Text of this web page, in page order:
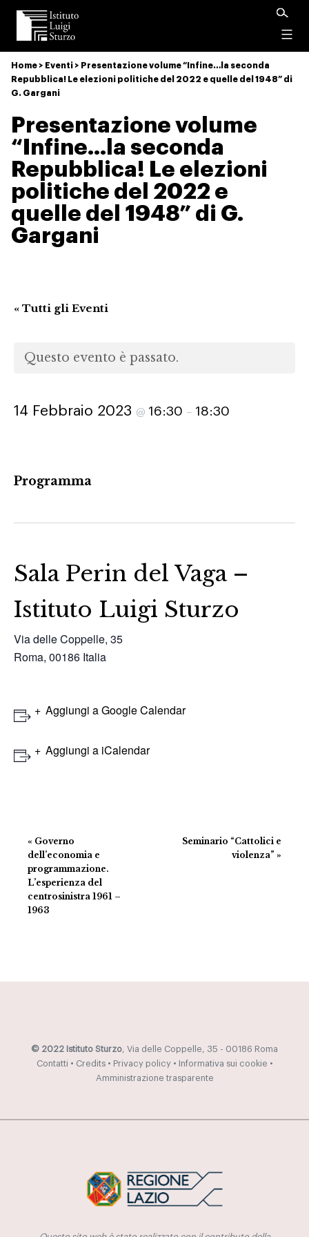
Istituto
Luigi
Sturzo
Home > Eventi > Presentazione volume “Infine…la seconda
Repubblica! Le elezioni politiche del 2022 e quelle del 1948” di
G. Gargani
Presentazione volume
“Infine…la seconda
Repubblica! Le elezioni
politiche del 2022 e
quelle del 1948” di G.
Gargani
« Tutti gli Eventi
Questo evento è passato.
14 Febbraio 2023 @ 16:30 – 18:30
Programma
Sala Perin del Vaga –
Istituto Luigi Sturzo
Via delle Coppelle, 35
Roma, 00186 Italia
Aggiungi a Google Calendar
Aggiungi a iCalendar
Evento
Navigazione
« Governo
dell’economia e
programmazione.
L’esperienza del
centrosinistra 1961 –
1963
Seminario “Cattolici e
violenza” »
© 2022 Istituto Sturzo, Via delle Coppelle, 35 - 00186 Roma
Contatti • Credits• Privacy policy• Informativa sui cookie •
Amministrazione trasparente